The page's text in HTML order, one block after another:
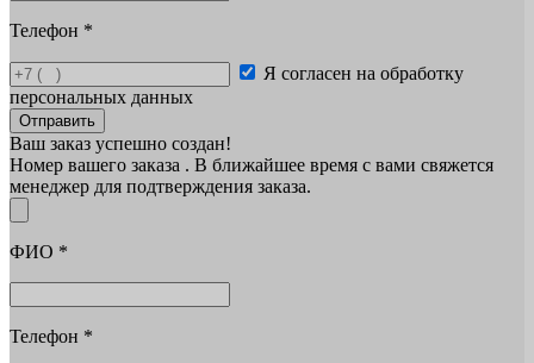
Телефон *
Я согласен на обработку
персональных данных
Отправить
Ваш заказ успешно создан!
Номер вашего заказа . В ближайшее время с вами свяжется
менеджер для подтверждения заказа.
ФИО *
Телефон *